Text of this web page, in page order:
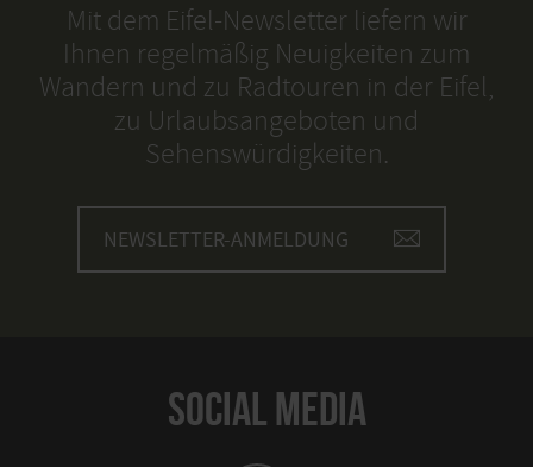
Mit dem Eifel-Newsletter liefern wir
Ihnen regelmäßig Neuigkeiten zum
Wandern und zu Radtouren in der Eifel,
zu Urlaubsangeboten und
Sehenswürdigkeiten.
NEWSLETTER-ANMELDUNG
SOCIAL MEDIA